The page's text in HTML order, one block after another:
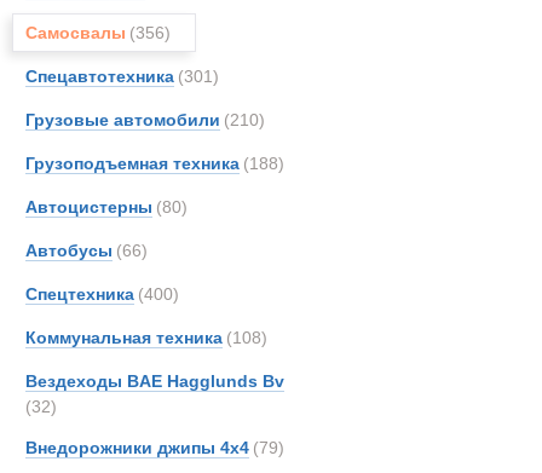
Самосвалы (356)
Спецавтотехника (301)
Грузовые автомобили (210)
Грузоподъемная техника (188)
Автоцистерны (80)
Автобусы (66)
Спецтехника (400)
Коммунальная техника (108)
Вездеходы BAE Hagglunds Bv
(32)
Внедорожники джипы 4х4 (79)